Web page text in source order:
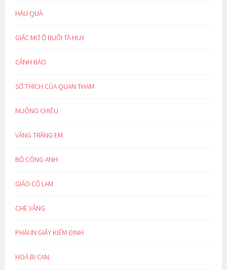
HẬU QUẢ
GIẤC MƠ Ở BUỔI TÀ HUY
CẢNH BÁO
SỞ THÍCH CỦA QUAN THAM
NUÔNG CHIỀU
VẦNG TRĂNG EM
BỒ CÔNG ANH
GIẢO CỔ LAM
CHÈ VẰNG
PHẢI IN GIẤY KIỂM ĐỊNH
HOÁ BỊ CAN